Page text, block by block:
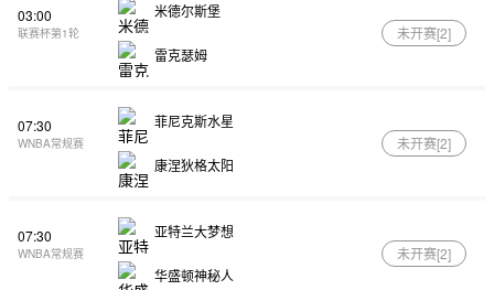
03:00
联赛杯第1轮
米德尔斯堡
雷克瑟姆
未开赛[2]
07:30
WNBA常规赛
菲尼克斯水星
康涅狄格太阳
未开赛[2]
07:30
WNBA常规赛
亚特兰大梦想
华盛顿神秘人
未开赛[2]